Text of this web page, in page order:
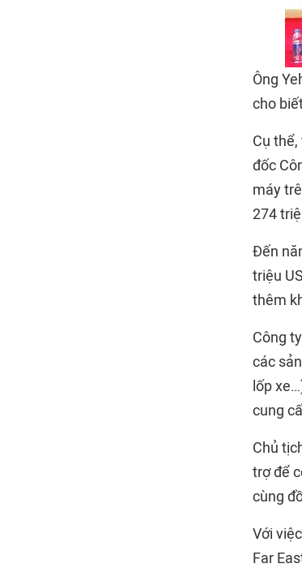
Ông
cho
Cụ
đốc
máy
274
Đến
triệu
thêm
Công
các
lốp
cung
Chủ
trợ để
cùng
Với
Far